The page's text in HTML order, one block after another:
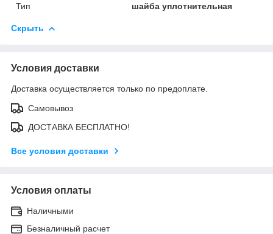
Тип
шайба уплотнительная
Скрыть
Условия доставки
Доставка осуществляется только по предоплате.
Самовывоз
ДОСТАВКА БЕСПЛАТНО!
Все условия доставки
Условия оплаты
Наличными
Безналичный расчет